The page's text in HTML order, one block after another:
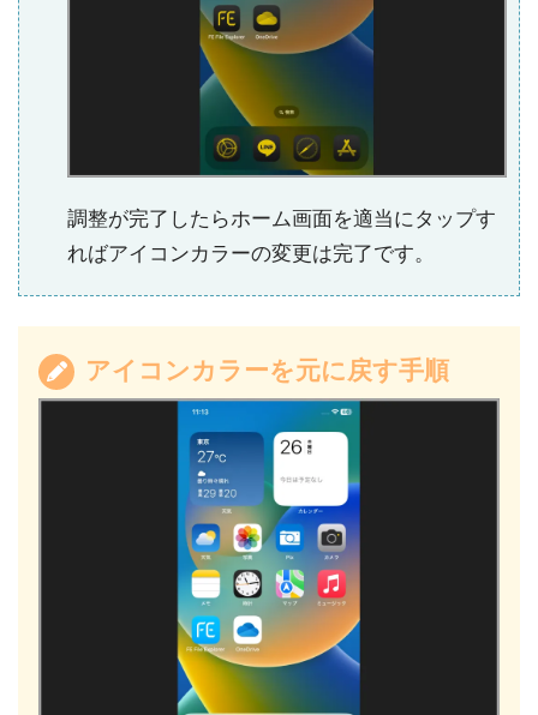
調整が完了したらホーム画面を適当にタップす
ればアイコンカラーの変更は完了です。
アイコンカラーを元に戻す手順